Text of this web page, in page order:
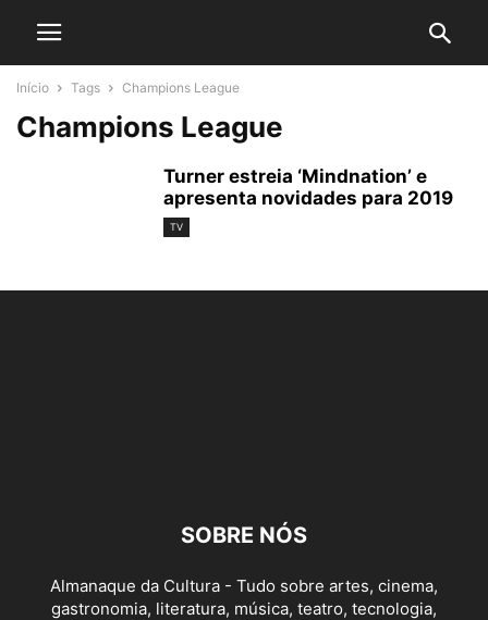
Início Tags Champions League
Champions League
Turner estreia ‘Mindnation’ e
apresenta novidades para 2019
TV
SOBRE NÓS
Almanaque da Cultura - Tudo sobre artes, cinema,
gastronomia, literatura, música, teatro, tecnologia,